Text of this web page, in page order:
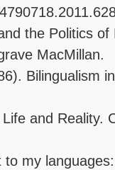
the Politics of
MacMillan.
Bilingualism
and Reality.
my